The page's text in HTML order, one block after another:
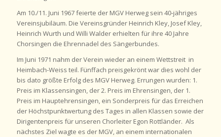
Am 10./11. Juni 1967 feierte der MGV Herweg sein 40-jähriges
Vereinsjubiläum. Die Vereinsgründer Heinrich Kley, Josef Kley,
Heinrich Wurth und Willi Walder erhielten für ihre 40 Jahre
Chorsingen die Ehrennadel des Sängerbundes.
Im Juni 1971 nahm der Verein wieder an einem Wettstreit in
Heimbach-Weiss teil. Fünffach preisgekrönt war dies wohl der
bis dato größte Erfolg des MGV Herweg. Errungen wurden: 1.
Preis im Klassensingen, der 2. Preis im Ehrensingen, der 1.
Preis im Hauptehrensingen, ein Sonderpreis für das Erreichen
der Höchstpunktwertung des Tages in allen Klassen sowie der
Dirigentenpreis für unseren Chorleiter Egon Rottländer. Als
nächstes Ziel wagte es der MGV, an einem internationalen